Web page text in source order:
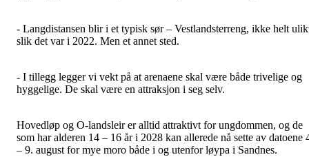
- Langdistansen blir i et typisk sør – Vestlandsterreng, ikke helt
slik det var i 2022. Men et annet sted.
- I tillegg legger vi vekt på at arenaene skal være både trivelige og
hyggelige. De skal være en attraksjon i seg selv.
Hovedløp og O-landsleir er alltid attraktivt for ungdommen, og de
som har alderen 14 – 16 år i 2028 kan allerede nå sette av datoene
– 9. august for mye moro både i og utenfor løypa i Sandnes.